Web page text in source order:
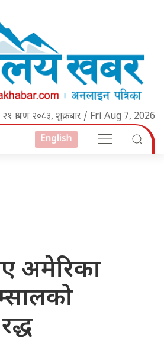
२१ श्रावण २०८३, शुक्रबार / Fri Aug 7, 2026
English
अमेरिका